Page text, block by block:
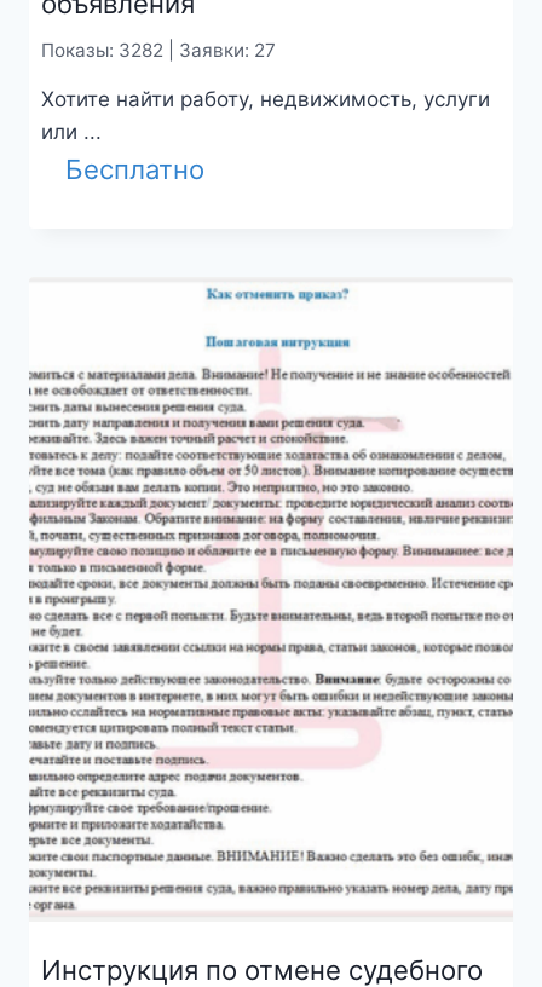
Показы: 3282 | Заявки: 27
Хотите найти работу, недвижимость, услуги
или ...
Бесплатно
Инструкция по отмене судебного